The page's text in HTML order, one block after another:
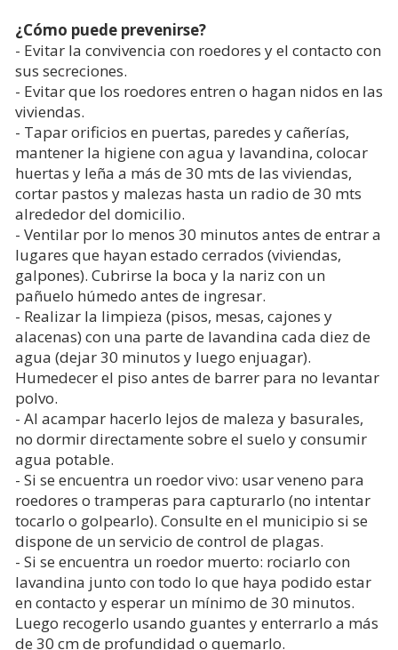
¿Cómo puede prevenirse?
- Evitar la convivencia con roedores y el contacto con
sus secreciones.
- Evitar que los roedores entren o hagan nidos en las
viviendas.
- Tapar orificios en puertas, paredes y cañerías,
mantener la higiene con agua y lavandina, colocar
huertas y leña a más de 30 mts de las viviendas,
cortar pastos y malezas hasta un radio de 30 mts
alrededor del domicilio.
- Ventilar por lo menos 30 minutos antes de entrar a
lugares que hayan estado cerrados (viviendas,
galpones). Cubrirse la boca y la nariz con un
pañuelo húmedo antes de ingresar.
- Realizar la limpieza (pisos, mesas, cajones y
alacenas) con una parte de lavandina cada diez de
agua (dejar 30 minutos y luego enjuagar).
Humedecer el piso antes de barrer para no levantar
polvo.
- Al acampar hacerlo lejos de maleza y basurales,
no dormir directamente sobre el suelo y consumir
agua potable.
- Si se encuentra un roedor vivo: usar veneno para
roedores o tramperas para capturarlo (no intentar
tocarlo o golpearlo). Consulte en el municipio si se
dispone de un servicio de control de plagas.
- Si se encuentra un roedor muerto: rociarlo con
lavandina junto con todo lo que haya podido estar
en contacto y esperar un mínimo de 30 minutos.
Luego recogerlo usando guantes y enterrarlo a más
de 30 cm de profundidad o quemarlo.